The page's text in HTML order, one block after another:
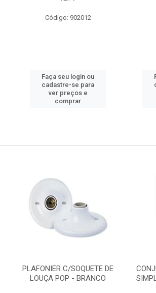
Código: 902012
Faça seu login ou
cadastre-se para
ver preços e
comprar
PLAFONIER C/SOQUETE DE
LOUÇA POP - BRANCO